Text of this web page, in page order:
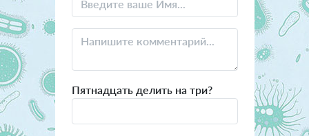
Пятнадцать делить на три?